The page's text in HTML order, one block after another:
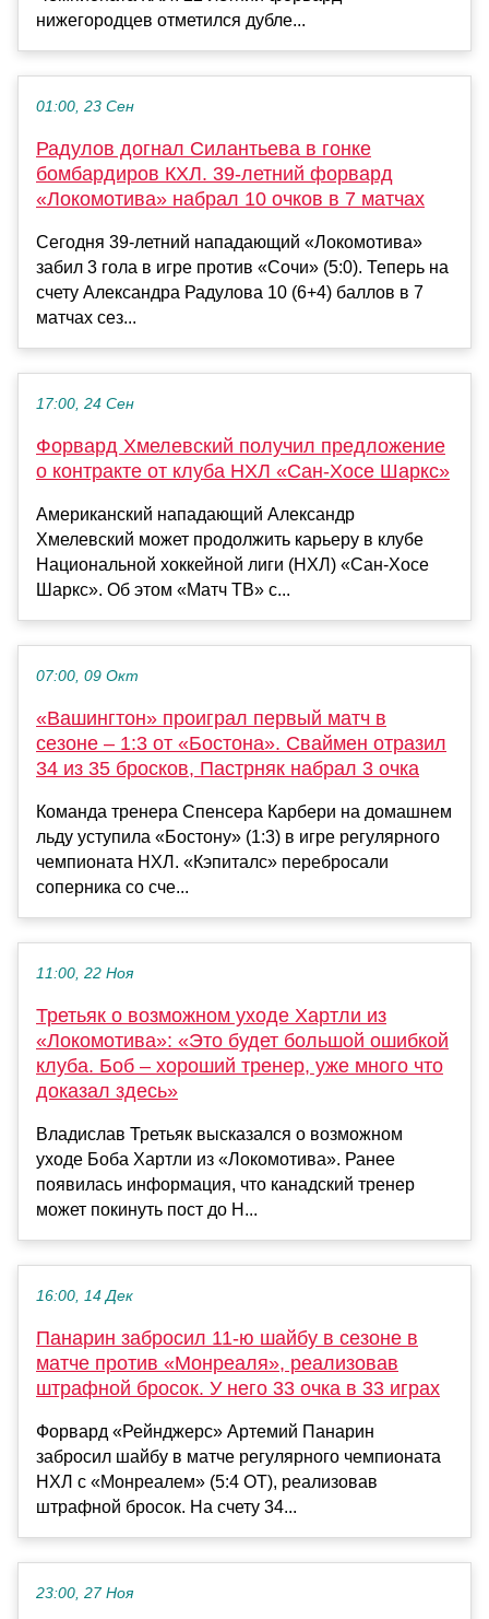
нижегородцев отметился дубле...
01:00, 23 Сен
Радулов догнал Силантьева в гонке
бомбардиров КХЛ. 39-летний форвард
«Локомотива» набрал 10 очков в 7 матчах
Сегодня 39-летний нападающий «Локомотива»
забил 3 гола в игре против «Сочи» (5:0). Теперь на
счету Александра Радулова 10 (6+4) баллов в 7
матчах сез...
17:00, 24 Сен
Форвард Хмелевский получил предложение
о контракте от клуба НХЛ «Сан-Хосе Шаркс»
Американский нападающий Александр
Хмелевский может продолжить карьеру в клубе
Национальной хоккейной лиги (НХЛ) «Сан-Хосе
Шаркс». Об этом «Матч ТВ» с...
07:00, 09 Окт
«Вашингтон» проиграл первый матч в
сезоне – 1:3 от «Бостона». Сваймен отразил
34 из 35 бросков, Пастрняк набрал 3 очка
Команда тренера Спенсера Карбери на домашнем
льду уступила «Бостону» (1:3) в игре регулярного
чемпионата НХЛ. «Кэпиталс» перебросали
соперника со сче...
11:00, 22 Ноя
Третьяк о возможном уходе Хартли из
«Локомотива»: «Это будет большой ошибкой
клуба. Боб – хороший тренер, уже много что
доказал здесь»
Владислав Третьяк высказался о возможном
уходе Боба Хартли из «Локомотива». Ранее
появилась информация, что канадский тренер
может покинуть пост до Н...
16:00, 14 Дек
Панарин забросил 11-ю шайбу в сезоне в
матче против «Монреаля», реализовав
штрафной бросок. У него 33 очка в 33 играх
Форвард «Рейнджерс» Артемий Панарин
забросил шайбу в матче регулярного чемпионата
НХЛ с «Монреалем» (5:4 ОТ), реализовав
штрафной бросок. На счету 34...
23:00, 27 Ноя